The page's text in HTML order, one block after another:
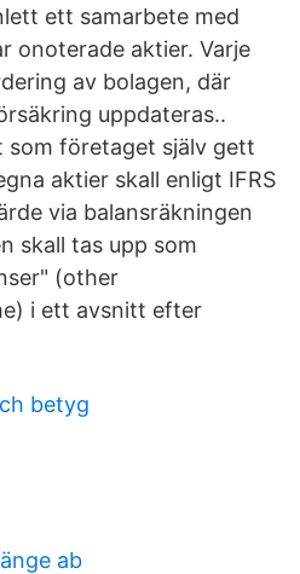
ett samarbete med
onoterade aktier. Varje
av bolagen, där
uppdateras..
som företaget själv gett
aktier skall enligt IFRS
via balansräkningen
skall tas upp som
(other
i ett avsnitt efter
betyg
ab